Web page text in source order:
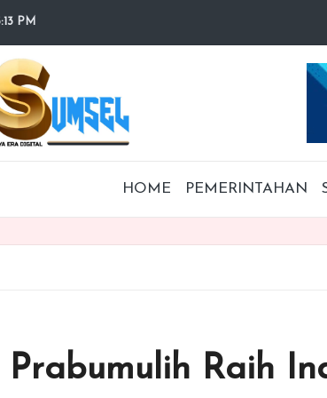
PM
HOME PEMERINTAHAN
Prabumulih Raih